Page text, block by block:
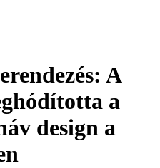
A
a
design a